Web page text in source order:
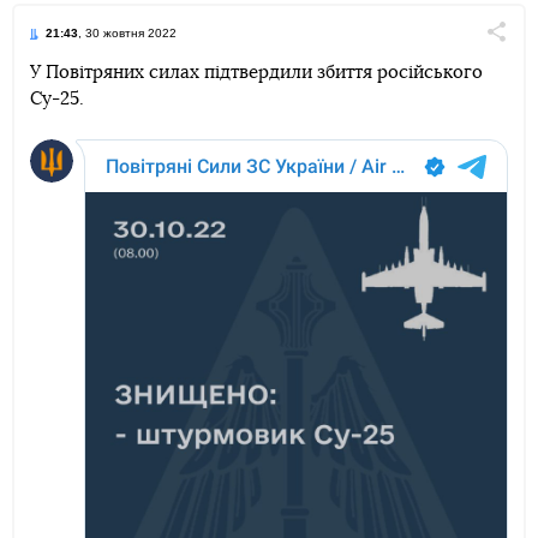
21:43, 30 жовтня 2022
У Повітряних силах підтвердили збиття російського
Су-25.